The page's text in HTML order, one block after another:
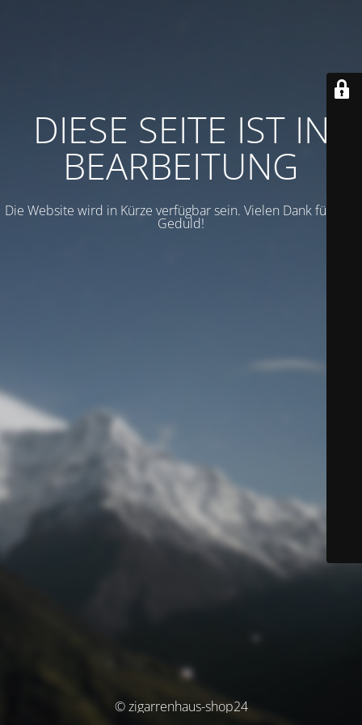
DIESE SEITE IST IN
BEARBEITUNG
Die Website wird in Kürze verfügbar sein. Vielen Dank für Ihre
Geduld!
© zigarrenhaus-shop24